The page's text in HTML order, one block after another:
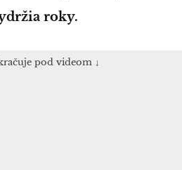
roky.
pod videom ↓